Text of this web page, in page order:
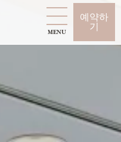
예약하
기
MENU